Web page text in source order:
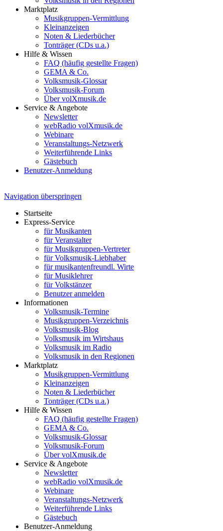
Marktplatz
Musikgruppen-Vermittlung
Kleinanzeigen
Noten & Liederbücher
Tonträger (CDs u.a.)
Hilfe & Wissen
FAQ (häufig gestellte Fragen)
GEMA & Co.
Volksmusik-Glossar
Volksmusik-Forum
Über volXmusik.de
Service & Angebote
Newsletter
webRadio volXmusik.de
Webinare
Veranstaltungs-Netzwerk
Weiterführende Links
Gästebuch
Benutzer-Anmeldung
Navigation überspringen
Startseite
Express-Service
für Musikanten
für Veranstalter
für Musikgruppen-Vertreter
für Volksmusik-Liebhaber
für musikantenfreundl. Wirte
für Musiklehrer
für Volkstänzer
Benutzer anmelden
Informationen
Volksmusik-Termine
Musikgruppen-Verzeichnis
Volksmusik-Blog
Volksmusik im Wirtshaus
Volksmusik im Radio
Volksmusik in den Regionen
Marktplatz
Musikgruppen-Vermittlung
Kleinanzeigen
Noten & Liederbücher
Tonträger (CDs u.a.)
Hilfe & Wissen
FAQ (häufig gestellte Fragen)
GEMA & Co.
Volksmusik-Glossar
Volksmusik-Forum
Über volXmusik.de
Service & Angebote
Newsletter
webRadio volXmusik.de
Webinare
Veranstaltungs-Netzwerk
Weiterführende Links
Gästebuch
Benutzer-Anmeldung